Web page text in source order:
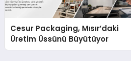
Cesur Packaging, Mısır’daki
Üretim Üssünü Büyütüyor